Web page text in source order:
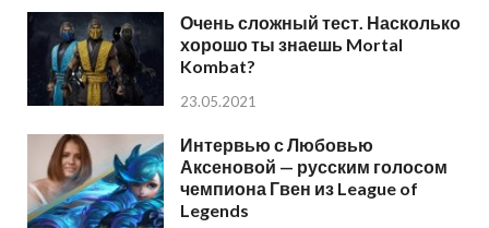
Очень сложный тест. Насколько
хорошо ты знаешь Mortal
Kombat?
23.05.2021
Интервью с Любовью
Аксеновой — русским голосом
чемпиона Гвен из League of
Legends